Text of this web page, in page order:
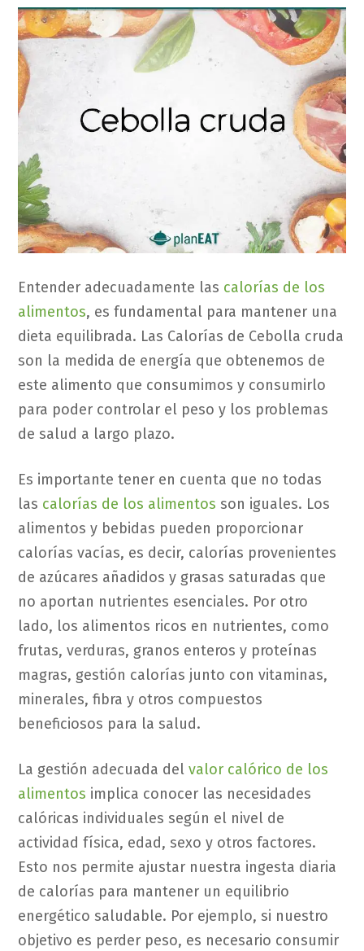
Entender adecuadamente las calorías de los
alimentos, es fundamental para mantener una
dieta equilibrada. Las Calorías de Cebolla cruda
son la medida de energía que obtenemos de
este alimento que consumimos y consumirlo
para poder controlar el peso y los problemas
de salud a largo plazo.
Es importante tener en cuenta que no todas
las calorías de los alimentos son iguales. Los
alimentos y bebidas pueden proporcionar
calorías vacías, es decir, calorías provenientes
de azúcares añadidos y grasas saturadas que
no aportan nutrientes esenciales. Por otro
lado, los alimentos ricos en nutrientes, como
frutas, verduras, granos enteros y proteínas
magras, gestión calorías junto con vitaminas,
minerales, fibra y otros compuestos
beneficiosos para la salud.
La gestión adecuada delvalor calórico de los
alimentos implica conocer las necesidades
calóricas individuales según el nivel de
actividad física, edad, sexo y otros factores.
Esto nos permite ajustar nuestra ingesta diaria
de calorías para mantener un equilibrio
energético saludable. Por ejemplo, si nuestro
objetivo es perder peso, es necesario consumir